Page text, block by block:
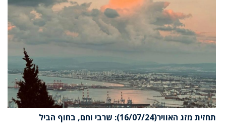
תחזית מזג האוויר(16/07/24): שרבי וחם, בחוף הביל